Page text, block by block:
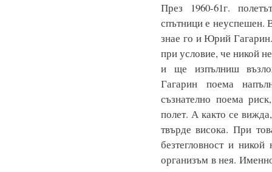
През 1960-61г.
спътници е неуспешен.
знае го и Юрий
при условие, че никой
и ще изпълниш
Гагарин поема
съзнателно поема
полет. А както се
твърде висока. При
безтегловност и
организъм в нея.